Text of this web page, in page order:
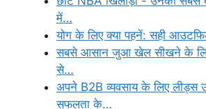
में…
योग के लिए क्या पहनें: सही
सबसे आसान जुआ खेल सीखने के
से…
अपने B2B व्यवसाय के लिए लीड्स
सफलता के…